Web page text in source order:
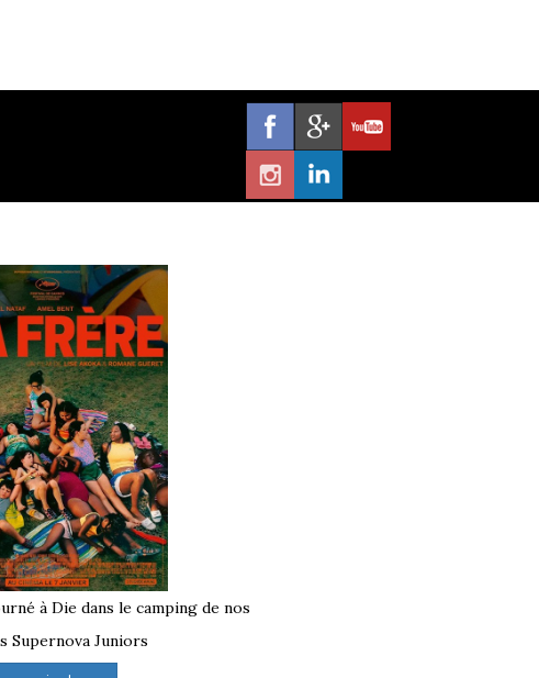
à Die dans le camping de nos
Supernova Juniors